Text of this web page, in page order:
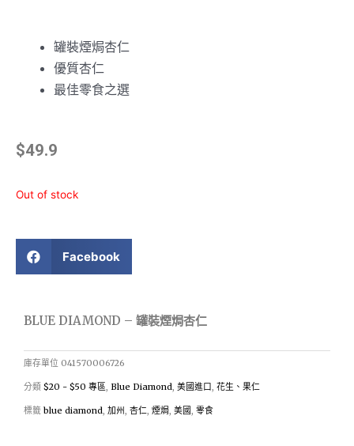
罐裝煙焗杏仁
優質杏仁
最佳零食之選
$49.9
Out of stock
Facebook
BLUE DIAMOND – 罐裝煙焗杏仁
庫存單位 041570006726
分類 $20 - $50 專區, Blue Diamond, 美國進口, 花生、果仁
標籤 blue diamond, 加州, 杏仁, 煙焗, 美國, 零食